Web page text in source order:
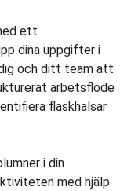
ett
dina uppgifter i
och ditt team att
arbetsflöde
flaskhalsar
i din
med hjälp